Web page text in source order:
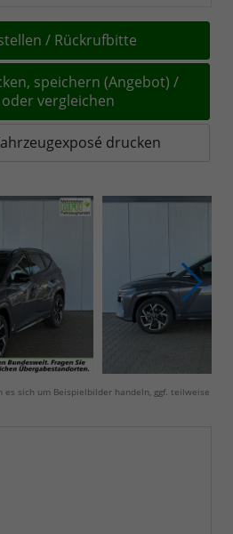
/ Rückrufbitte
speichern (Angebot) /
vergleichen
drucken
es sich um Beispielbilder handeln, ggf. teilweise